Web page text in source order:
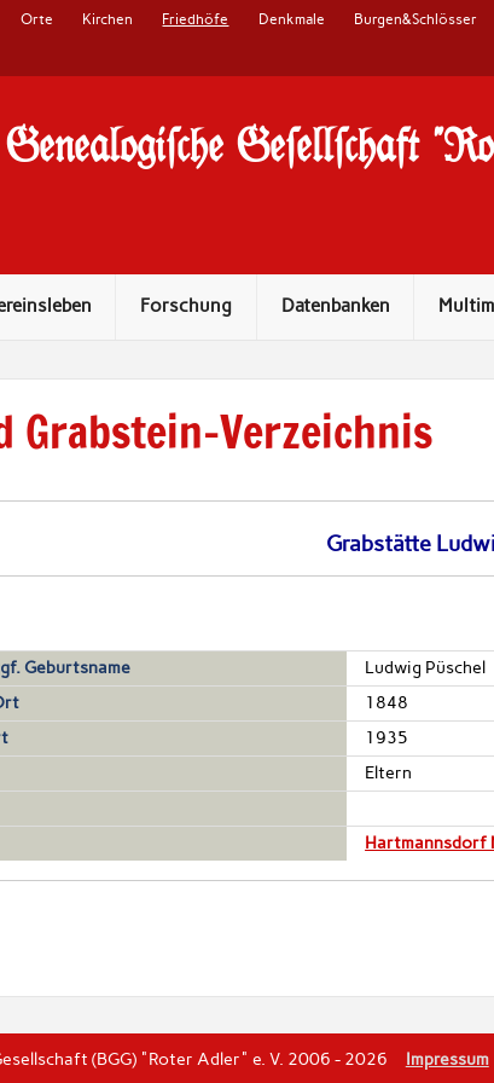
Orte Kirchen Friedhöfe Denkmale Burgen&Schlösser
Ge#ell#chaft
Forschung Datenbanken
Grabstein-Verzeichnis
Grabstätte
Geburtsname
Ludwig Püschel
1848
1935
Eltern
Hartmannsdorf
(BGG) "Roter Adler" e. V. 2006 - 2026 Impressum